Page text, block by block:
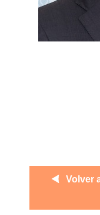
Volver